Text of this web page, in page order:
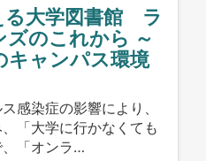
る大学図書館 ラ
のこれから ～
キャンパス環境
感染症の影響により、
「大学に行かなくても
「オンラ…